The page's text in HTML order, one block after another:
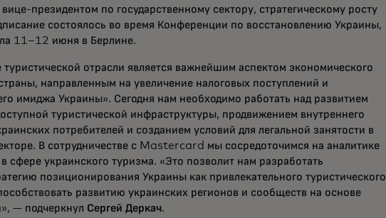
президентом по государственному сектору, стратегическому росту
состоялось во время Конференции по восстановлению Украины,
11–12 июня в Берлине.
туристической отрасли является важнейшим аспектом экономического
направленным на увеличение налоговых поступлений и
имиджа Украины». Сегодня нам необходимо работать над развитием
туристической инфраструктуры, продвижением внутреннего
потребителей и созданием условий для легальной занятости в
В сотрудничестве с Mastercard мы сосредоточимся на аналитике
сфере украинского туризма. «Это позволит нам разработать
позиционирования Украины как привлекательного туристического
развитию украинских регионов и сообществ на основе
— подчеркнул Сергей Деркач.